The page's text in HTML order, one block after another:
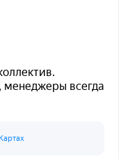
менеджеры всегда